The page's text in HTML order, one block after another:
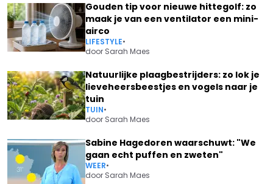
Gouden tip voor nieuwe hittegolf: zo
maak je van een ventilator een mini-
airco
LIFESTYLE•
door Sarah Maes
Natuurlijke plaagbestrijders: zo lok je
lieveheersbeestjes en vogels naar je
tuin
TUIN•
door Sarah Maes
Sabine Hagedoren waarschuwt: "We
gaan echt puffen en zweten"
WEER•
door Sarah Maes